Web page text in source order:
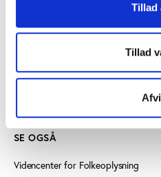
Tillad
Tillad
idan@idan.dk
SE OGSÅ
Videncenter for Folkeoplysning